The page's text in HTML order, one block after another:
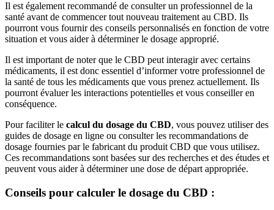
Il est également recommandé de consulter un professionnel de la
santé avant de commencer tout nouveau traitement au CBD. Ils
pourront vous fournir des conseils personnalisés en fonction de votre
situation et vous aider à déterminer le dosage approprié.
Il est important de noter que le CBD peut interagir avec certains
médicaments, il est donc essentiel d’informer votre professionnel de
la santé de tous les médicaments que vous prenez actuellement. Ils
pourront évaluer les interactions potentielles et vous conseiller en
conséquence.
Pour faciliter le calcul du dosage du CBD, vous pouvez utiliser des
guides de dosage en ligne ou consulter les recommandations de
dosage fournies par le fabricant du produit CBD que vous utilisez.
Ces recommandations sont basées sur des recherches et des études et
peuvent vous aider à déterminer une dose de départ appropriée.
Conseils pour calculer le dosage du CBD :